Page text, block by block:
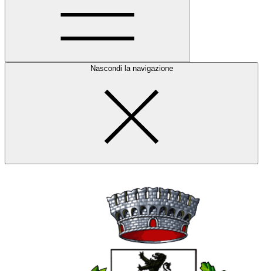
Nascondi la navigazione